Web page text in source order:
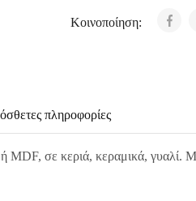
Κοινοποίηση:
πληροφορίες
σε κεριά, κεραμικά, γυαλί.